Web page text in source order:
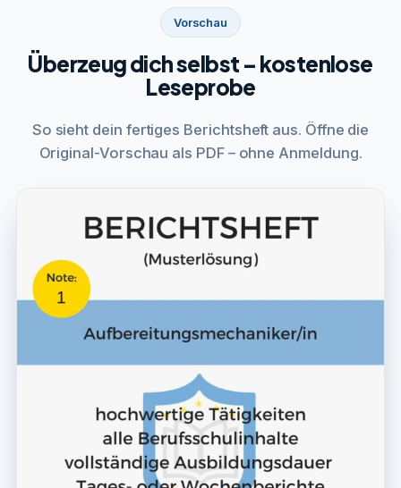
Vorschau
Überzeug dich selbst – kostenlose
Leseprobe
So sieht dein fertiges Berichtsheft aus. Öffne die
Original-Vorschau als PDF – ohne Anmeldung.